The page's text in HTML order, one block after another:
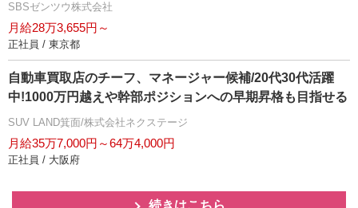
SBSゼンツウ株式会社
月給28万3,655円～
正社員 / 東京都
自動車買取店のチーフ、マネージャー候補/20代30代活躍
中!1000万円越えや幹部ポジションへの早期昇格も目指せる
SUV LAND箕面/株式会社ネクステージ
月給35万7,000円～64万4,000円
正社員 / 大阪府